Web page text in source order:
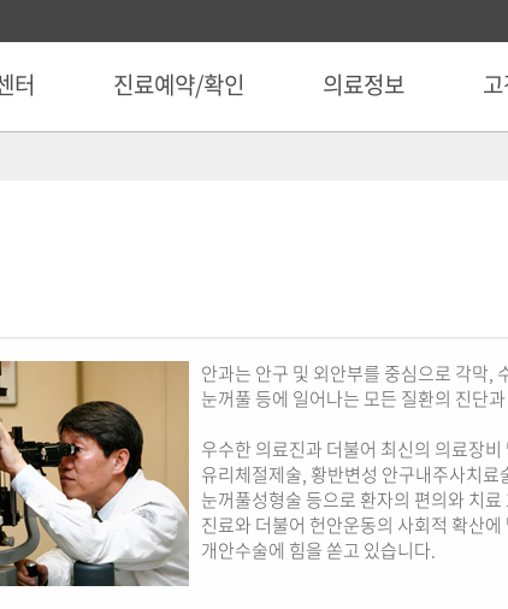
터 진료예약/확인 의료정보
안과는 안구 및 외안부를 중심으로 각막,
눈꺼풀 등에 일어나는 모든 질환의 진단
우수한 의료진과 더불어 최신의 의료장
유리체절제술, 황반변성 안구내주사치
눈꺼풀성형술 등으로 환자의 편의와 치
진료와 더불어 헌안운동의 사회적 확산
개안수술에 힘을 쏟고 있습니다.